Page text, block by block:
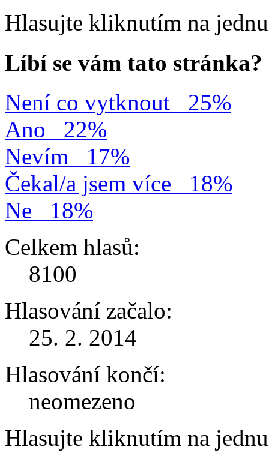
Hlasujte kliknutím na
Líbí se vám tato stránka?
Není co vytknout
25%
Ano
22%
Nevím
17%
Čekal/a jsem více
18%
Ne
18%
Celkem hlasů:
8100
Hlasování začalo:
25. 2. 2014
Hlasování končí:
neomezeno
Hlasujte kliknutím na